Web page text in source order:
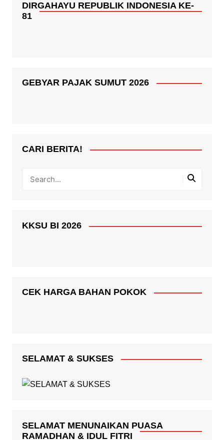
DIRGAHAYU REPUBLIK INDONESIA KE-
81
GEBYAR PAJAK SUMUT 2026
CARI BERITA!
KKSU BI 2026
CEK HARGA BAHAN POKOK
SELAMAT & SUKSES
SELAMAT MENUNAIKAN PUASA
RAMADHAN & IDUL FITRI